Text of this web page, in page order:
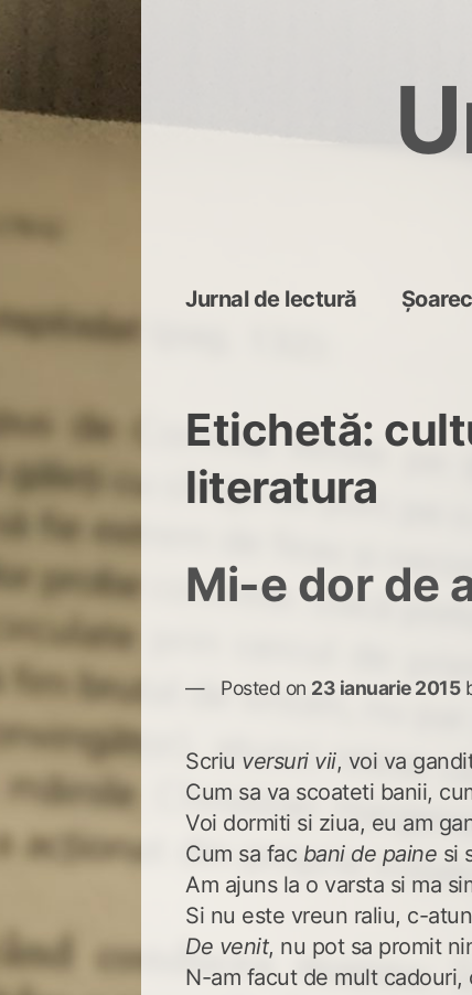
Jurnal de lectură
Etichetă:
literatura
Mi-e dor de
Posted on 23 ianuarie 2015
Scriu versuri vii, voi va
Cum sa va scoateti banii,
Voi dormiti si ziua, eu am
Cum sa fac bani de paine si
Am ajuns la o varsta si ma
Si nu este vreun raliu, c-
De venit, nu pot sa promit
N-am facut de mult cadouri,